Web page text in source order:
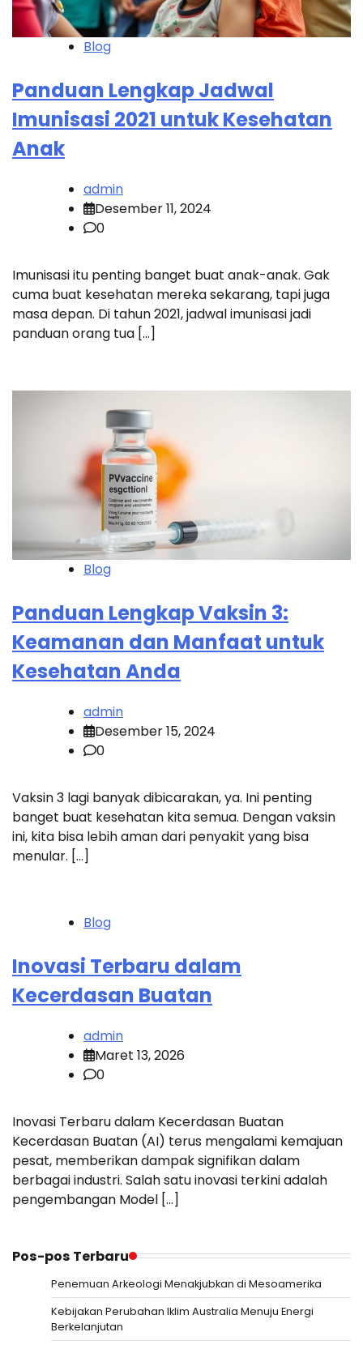
Blog
Panduan Lengkap Jadwal
Imunisasi 2021 untuk Kesehatan
Anak
admin
Desember 11, 2024
0
Imunisasi itu penting banget buat anak-anak. Gak
cuma buat kesehatan mereka sekarang, tapi juga
masa depan. Di tahun 2021, jadwal imunisasi jadi
panduan orang tua […]
Blog
Panduan Lengkap Vaksin 3:
Keamanan dan Manfaat untuk
Kesehatan Anda
admin
Desember 15, 2024
0
Vaksin 3 lagi banyak dibicarakan, ya. Ini penting
banget buat kesehatan kita semua. Dengan vaksin
ini, kita bisa lebih aman dari penyakit yang bisa
menular. […]
Blog
Inovasi Terbaru dalam
Kecerdasan Buatan
admin
Maret 13, 2026
0
Inovasi Terbaru dalam Kecerdasan Buatan
Kecerdasan Buatan (AI) terus mengalami kemajuan
pesat, memberikan dampak signifikan dalam
berbagai industri. Salah satu inovasi terkini adalah
pengembangan Model […]
Pos-pos Terbaru
Penemuan Arkeologi Menakjubkan di Mesoamerika
Kebijakan Perubahan Iklim Australia Menuju Energi
Berkelanjutan